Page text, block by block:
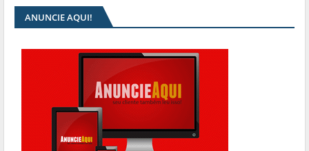
ANUNCIE AQUI!